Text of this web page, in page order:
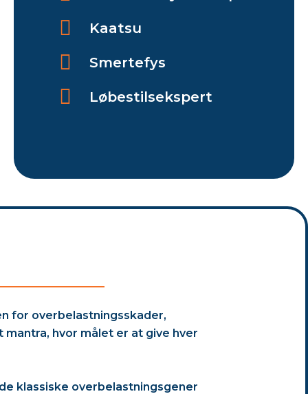
Kaatsu
Smertefys
Løbestilsekspert
for overbelastningsskader,
hvor målet er at give hver
klassiske overbelastningsgener